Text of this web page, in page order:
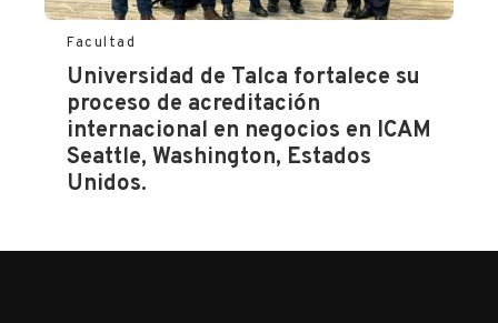
Facultad
Universidad de Talca fortalece su
proceso de acreditación
internacional en negocios en ICAM
Seattle, Washington, Estados
Unidos.